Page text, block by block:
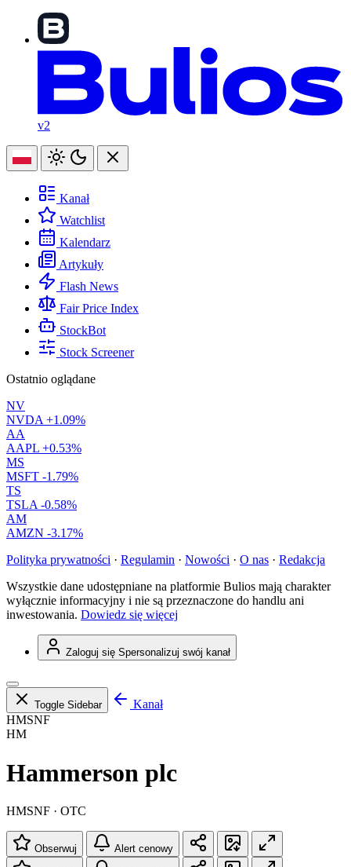
v2
Kanał
Watchlist
Kalendarz
Artykuły
Flash News
Fair Price Index
StockBot
Stock Screener
Ostatnio oglądane
NV
NVDA +1.09%
AA
AAPL +0.53%
MS
MSFT -1.79%
TS
TSLA -0.58%
AM
AMZN -3.17%
Polityka prywatności · Regulamin · Nowości · O nas · Redakcja
Wszystkie dane udostępniane na platformie Bulios mają charakter
wyłącznie informacyjny i nie są przeznaczone do handlu ani
inwestowania. Dowiedz się więcej
Zaloguj się Spersonalizuj swój kanał
Toggle Sidebar
Kanał
HMSNF
HM
Hammerson plc
HMSNF · OTC
Obserwuj Alert cenowy